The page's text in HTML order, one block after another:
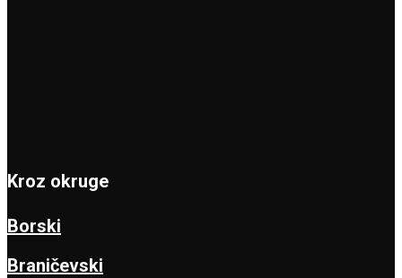
Kroz okruge
Borski
Braničevski